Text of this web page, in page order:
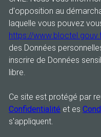
d'opposition au
laquelle vous pouvez
https://
des Données
inscrire de Données
libre.
Ce site est protégé par
Confidentialité et es
s'appliquent.